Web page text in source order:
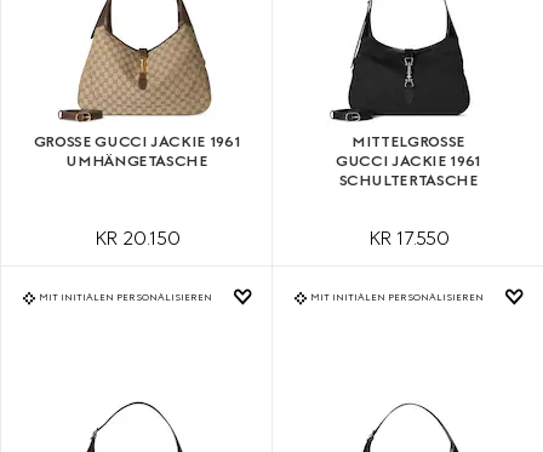
GROSSE GUCCI JACKIE 1961 U
MHÄNGETASCHE
KR 20.150
MITTELGROSSE G
UCCI JACKIE 1961 S
CHULTERTASCHE
KR 17.550
MIT INITIALEN PERSONALISIEREN MIT INITIALEN PERSONALISIEREN